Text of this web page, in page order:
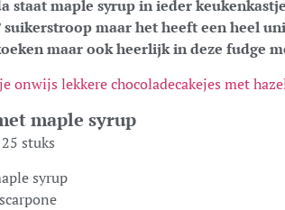
staat maple syrup in ieder
suikerstroop maar het heeft een heel
maar ook heerlijk in deze fudge
onwijs lekkere chocoladecakejes met
maple syrup
stuks
syrup